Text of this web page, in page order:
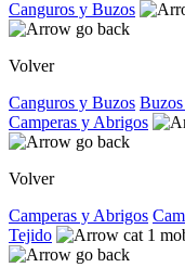
Canguros y Buzos
Volver
Canguros y Buzos
Camperas y Abrigos
Volver
Camperas y Abrigos
Tejido